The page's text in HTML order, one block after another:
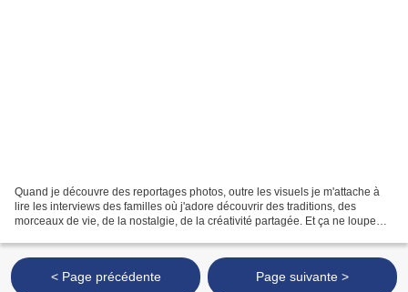
Quand je découvre des reportages photos, outre les visuels je m'attache à
lire les interviews des familles où j'adore découvrir des traditions, des
morceaux de vie, de la nostalgie, de la créativité partagée. Et ça ne loupe
< Page précédente Page suivante >